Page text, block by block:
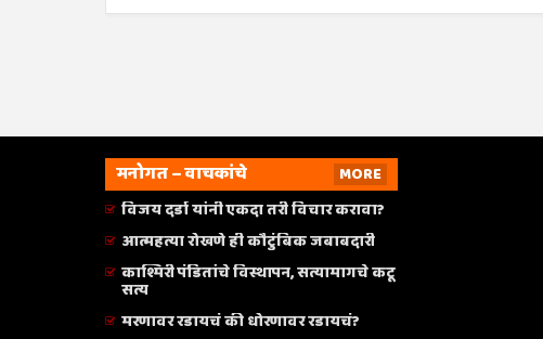
मनोगत – वाचकांचे
MORE
विजय दर्डा यांनी एकदा तरी विचार करावा?
आत्महत्या रोखणे ही कौटुंबिक जबाबदारी
काश्मिरी पंडितांचे विस्थापन, सत्यामागचे कटू
सत्य
मरणावर रडायचं की धोरणावर रडायचं?